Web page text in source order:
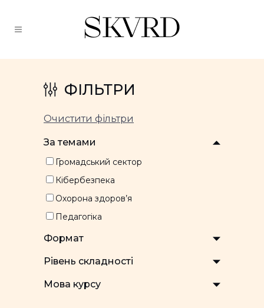
ФІЛЬТРИ
Очистити фільтри
За темами
Громадський сектор
Кібербезпека
Охорона здоров’я
Педагогіка
Формат
Рівень складності
Мова курсу